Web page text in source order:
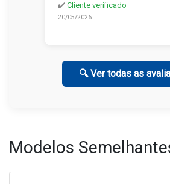
✔️ Cliente verificado
20/05/2026
🔍 Ver todas as
Modelos